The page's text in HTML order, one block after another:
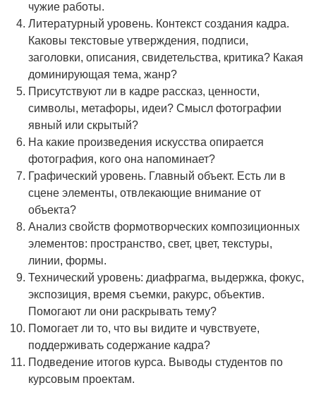
чужие работы.
Литературный уровень. Контекст создания кадра.
Каковы текстовые утверждения, подписи,
заголовки, описания, свидетельства, критика? Какая
доминирующая тема, жанр?
Присутствуют ли в кадре рассказ, ценности,
символы, метафоры, идеи? Смысл фотографии
явный или скрытый?
На какие произведения искусства опирается
фотография, кого она напоминает?
Графический уровень. Главный объект. Есть ли в
сцене элементы, отвлекающие внимание от
объекта?
Анализ свойств формотворческих композиционных
элементов: пространство, свет, цвет, текстуры,
линии, формы.
Технический уровень: диафрагма, выдержка, фокус,
экспозиция, время съемки, ракурс, объектив.
Помогают ли они раскрывать тему?
Помогает ли то, что вы видите и чувствуете,
поддерживать содержание кадра?
Подведение итогов курса. Выводы студентов по
курсовым проектам.